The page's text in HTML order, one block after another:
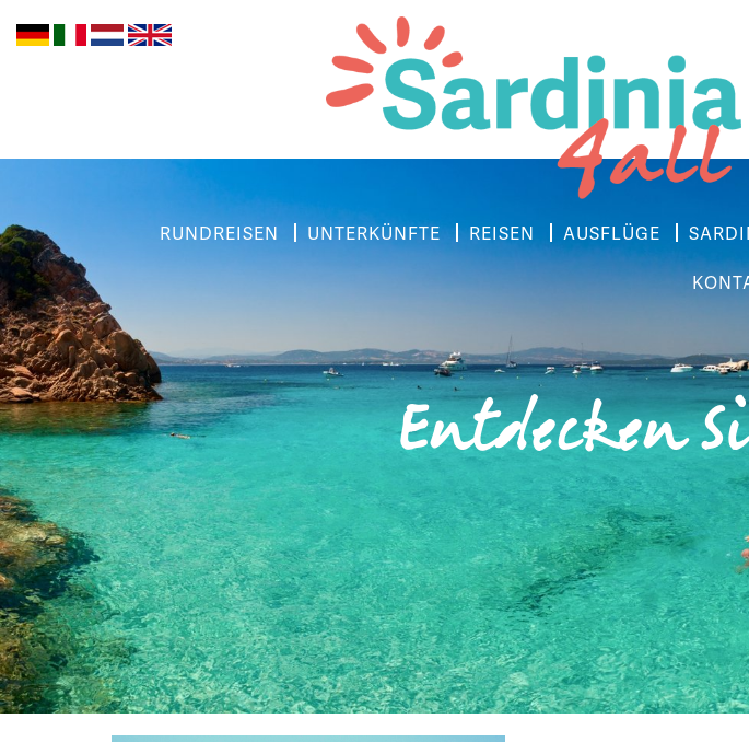
RUNDREISEN UNTERKÜNFTE REISEN AUSFLÜGE
Entdecken